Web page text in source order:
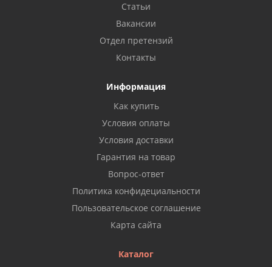
Статьи
Вакансии
Отдел претензий
Контакты
Информация
Как купить
Условия оплаты
Условия доставки
Гарантия на товар
Вопрос-ответ
Политика конфидециальности
Пользовательское соглашение
Карта сайта
Каталог